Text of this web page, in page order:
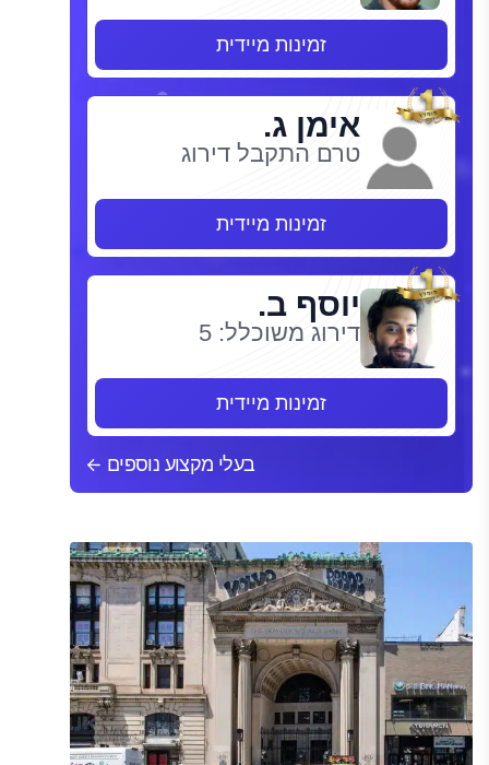
זמינות מיידית
אימן ג.
טרם התקבל דירוג
זמינות מיידית
יוסף ב.
דירוג משוכלל: 5
זמינות מיידית
בעלי מקצוע נוספים